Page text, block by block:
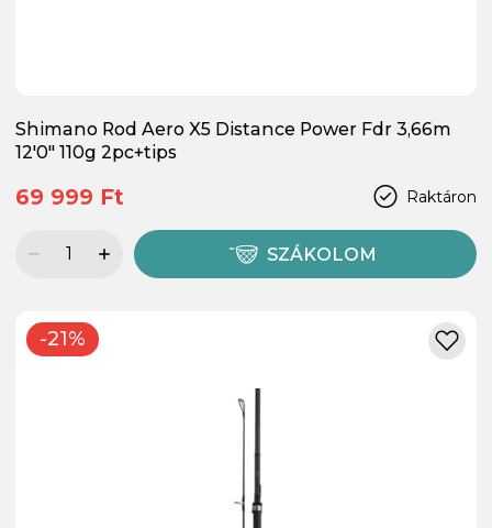
Shimano Rod Aero X5 Distance Power Fdr 3,66m
12'0" 110g 2pc+tips
Raktáron
69 999 Ft
SZÁKOLOM
-21%